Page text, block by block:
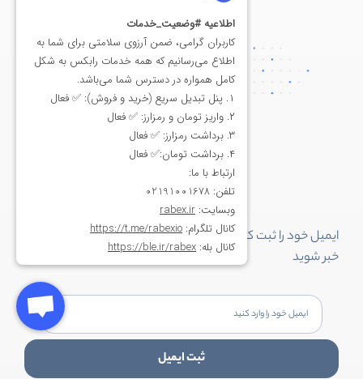
همراه ما باشید!
ایمیل خود را ثبت کنید تا از جدیدترینآموزش های ارز دیجیتال
خبر شوید
ثبت ایمیل